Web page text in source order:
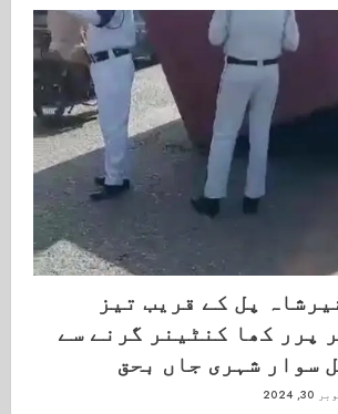
پل کے قریب تیز
پرر کھا کنٹینر گرنے سے
سوار شہری جاں بحق
2024